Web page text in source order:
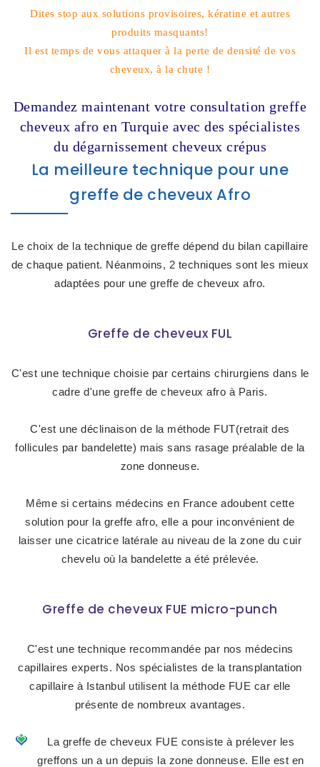
Dites stop aux solutions provisoires, kératine et autres
produits masquants!
Il est temps de vous attaquer à la perte de densité de vos
cheveux, à la chute !
Demandez maintenant votre consultation greffe
cheveux afro en Turquie avec des spécialistes
du dégarnissement cheveux crépus
La meilleure technique pour une
greffe de cheveux Afro
Le choix de la technique de greffe dépend du bilan capillaire
de chaque patient. Néanmoins, 2 techniques sont les mieux
adaptées pour une greffe de cheveux afro.
Greffe de cheveux FUL
C'est une technique choisie par certains chirurgiens dans le
cadre d'une greffe de cheveux afro à Paris.
C'est une déclinaison de la méthode FUT(retrait des
follicules par bandelette) mais sans rasage préalable de la
zone donneuse.
Même si certains médecins en France adoubent cette
solution pour la greffe afro, elle a pour inconvénient de
laisser une cicatrice latérale au niveau de la zone du cuir
chevelu où la bandelette a été prélevée.
Greffe de cheveux FUE micro-punch
C'est une technique recommandée par nos médecins
capillaires experts. Nos spécialistes de la transplantation
capillaire à Istanbul utilisent la méthode FUE car elle
présente de nombreux avantages.
La greffe de cheveux FUE consiste à prélever les
greffons un a un depuis la zone donneuse. Elle est en